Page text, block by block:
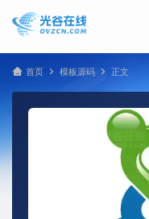
首页 模板源码 正文